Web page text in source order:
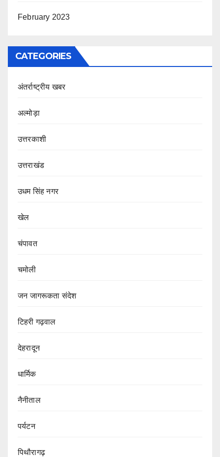
February 2023
CATEGORIES
अंतर्राष्ट्रीय खबर
अल्मोड़ा
उत्तरकाशी
उत्तराखंड
उधम सिंह नगर
खेल
चंपावत
चमोली
जन जागरूकता संदेश
टिहरी गढ़वाल
देहरादून
धार्मिक
नैनीताल
पर्यटन
पिथौरागढ़